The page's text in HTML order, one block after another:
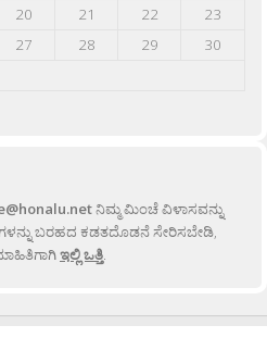
20 21 22
23
27 28 29
30
ನಿಮ್ಮ ಮಿಂಚೆ ವಿಳಾಸವನ್ನು
ಬರಹದ ಕಡತದೊಡನೆ ಸೇರಿಸಬೇಡಿ,
ಇಲ್ಲಿ ಒತ್ತಿ.